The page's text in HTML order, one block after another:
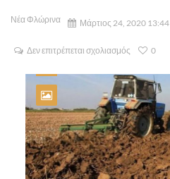
Νέα Φλώρινα Μάρτιος 24, 2020 13:44
Δεν επιτρέπεται σχολιασμός 0